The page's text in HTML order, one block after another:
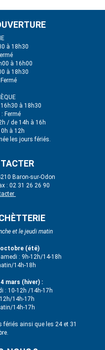
à 18h30
à 16h00
à 18h30
à 18h30
Fermé
/ de 14h à 16h
à 12h
les jours fériés.
Baron-sur-Odon
: 02 31 26 26 90
et le jeudi matin
octobre (été)
: 9h-12h/14-18h
14h-18h
mars (hiver) :
: 10-12h /14h-17h
14h-17h
14h-17h
fériés ainsi que les 24 et 31